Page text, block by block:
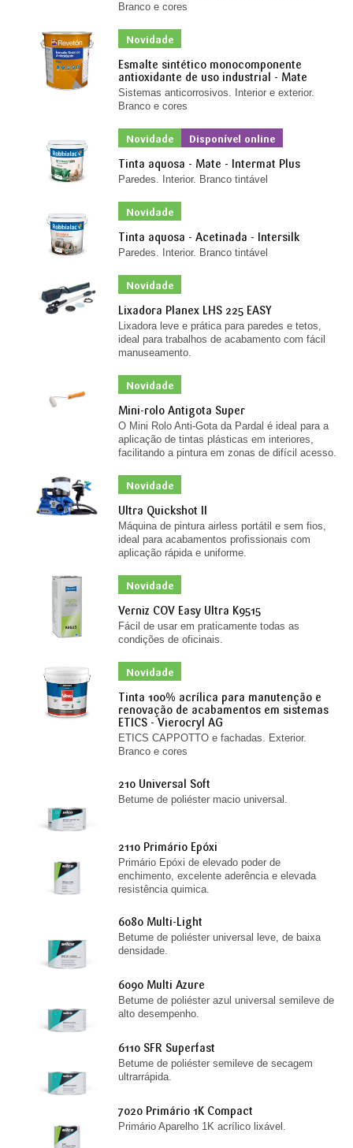
Branco e cores
Novidade
Esmalte sintético monocomponente
antioxidante de uso industrial - Mate
Sistemas anticorrosivos. Interior e exterior.
Branco e cores
Novidade Disponível online
Tinta aquosa - Mate - Intermat Plus
Paredes. Interior. Branco tintável
Novidade
Tinta aquosa - Acetinada - Intersilk
Paredes. Interior. Branco tintável
Novidade
Lixadora Planex LHS 225 EASY
Lixadora leve e prática para paredes e tetos,
ideal para trabalhos de acabamento com fácil
manuseamento.
Novidade
Mini-rolo Antigota Super
O Mini Rolo Anti-Gota da Pardal é ideal para a
aplicação de tintas plásticas em interiores,
facilitando a pintura em zonas de difícil acesso.
Novidade
Ultra Quickshot II
Máquina de pintura airless portátil e sem fios,
ideal para acabamentos profissionais com
aplicação rápida e uniforme.
Novidade
Verniz COV Easy Ultra K9515
Fácil de usar em praticamente todas as
condições de oficinais.
Novidade
Tinta 100% acrílica para manutenção e
renovação de acabamentos em sistemas
ETICS - Vierocryl AG
ETICS CAPPOTTO e fachadas. Exterior.
Branco e cores
210 Universal Soft
Betume de poliéster macio universal.
2110 Primário Epóxi
Primário Epóxi de elevado poder de
enchimento, excelente aderência e elevada
resistência quimica.
6080 Multi-Light
Betume de poliéster universal leve, de baixa
densidade.
6090 Multi Azure
Betume de poliéster azul universal semileve de
alto desempenho.
6110 SFR Superfast
Betume de poliéster semileve de secagem
ultrarrápida.
7020 Primário 1K Compact
Primário Aparelho 1K acrílico lixável.